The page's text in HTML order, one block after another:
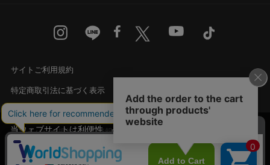
サイトご利用規約
特定商取引法に基づく表示
古物営業法に基づく表示
プライバシー規約・個人情報の取り扱い
カスタマーハラスメントに対する基本方針
当ウェブサイトは利便性、品質維持・向上を目的
にCookieを使用しております。詳細はプライバシ
ー規約をご覧ください。
承諾する